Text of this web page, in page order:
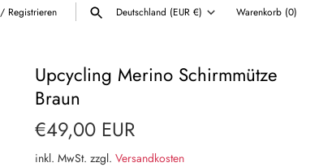
/ Registrieren Währung
Deutschland (EUR €) Warenkorb (0)
Upcycling Merino Schirmmütze
Braun
€49,00 EUR
inkl. MwSt. zzgl. Versandkosten